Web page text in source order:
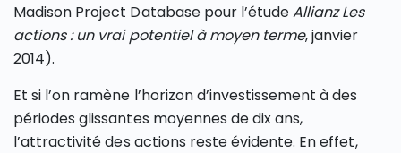
Madison Project Database pour l’étudeAllianz Les
actions : un vrai potentiel à moyen terme, janvier
2014).
Et si l’on ramène l’horizon d’investissement à des
périodes glissantes moyennes de dix ans,
l’attractivité des actions reste évidente. En effet,